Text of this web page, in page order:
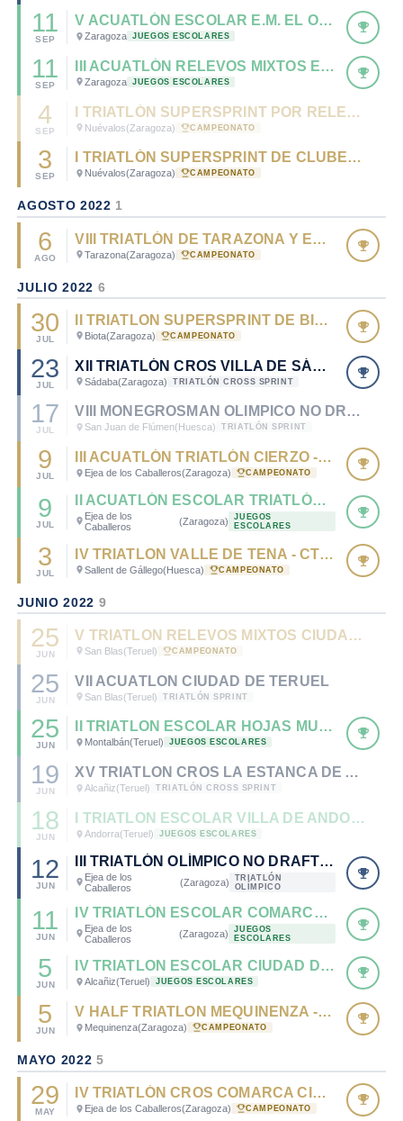
11
SEP
V ACUATLÓN ESCOLAR E.M. EL OLIVAR
Zaragoza JUEGOS ESCOLARES
11
SEP
III ACUATLÓN RELEVOS MIXTOS E.M. EL OLIVAR
Zaragoza JUEGOS ESCOLARES
4
SEP
I TRIATLÓN SUPERSPRINT POR RELEVOS LA TRANQUERA- CTO. ARAGÓN DE TRIATLÓN SS POR RELEVOS
Nuévalos(Zaragoza) CAMPEONATO
3
SEP
I TRIATLÓN SUPERSPRINT DE CLUBES LA TRANQUERA - CTO. ARAGÓN DE TRIATLÓN SUPERSPRINT POR CLUBES 2022
Nuévalos(Zaragoza) CAMPEONATO
AGOSTO 2022 1
6
AGO
VIII TRIATLÓN DE TARAZONA Y EL MONCAYO - CTO. DE ARAGÓN DE TRIATLÓN OLÍMPICO 2022
Tarazona(Zaragoza) CAMPEONATO
JULIO 2022 6
30
JUL
II TRIATLON SUPERSPRINT DE BIOTA - CTO. ARAGÓN DE TRIATLÓN SUPERSPRINT 2022
Biota(Zaragoza) CAMPEONATO
23
JUL
XII TRIATLÓN CROS VILLA DE SÁDABA
Sádaba(Zaragoza) TRIATLÓN CROSS SPRINT
17
JUL
VIII MONEGROSMAN OLIMPICO NO DRAFTING
San Juan de Flúmen(Huesca) TRIATLÓN SPRINT
9
JUL
III ACUATLÓN TRIATLÓN CIERZO - CTO. ARAGÓN DE ACUATLÓN 2022
Ejea de los Caballeros(Zaragoza) CAMPEONATO
9
JUL
II ACUATLÓN ESCOLAR TRIATLÓN CIERZO
Ejea de los
Caballeros
(Zaragoza)
JUEGOS
ESCOLARES
3
JUL
IV TRIATLON VALLE DE TENA - CTO. DE ARAGÓN DE TRIATLÓN SPRINT 2022
Sallent de Gállego(Huesca) CAMPEONATO
JUNIO 2022 9
25
JUN
V TRIATLON RELEVOS MIXTOS CIUDAD DE AMOR . CTO. ARAGÓN DE TRIATLÓN POR RELEVOS MIXTOS 2022
San Blas(Teruel) CAMPEONATO
25
JUN
VII ACUATLON CIUDAD DE TERUEL
San Blas(Teruel) TRIATLÓN SPRINT
25
JUN
II TRIATLON ESCOLAR HOJAS MUERTAS DE MONTALBÁN
Montalbán(Teruel) JUEGOS ESCOLARES
19
JUN
XV TRIATLON CROS LA ESTANCA DE ALCAÑIZ
Alcañiz(Teruel) TRIATLÓN CROSS SPRINT
18
JUN
I TRIATLON ESCOLAR VILLA DE ANDORRA
Andorra(Teruel) JUEGOS ESCOLARES
12
JUN
III TRIATLÓN OLÍMPICO NO DRAFTING EJEA
Ejea de los
Caballeros
(Zaragoza)
TRIATLÓN
OLÍMPICO
11
JUN
IV TRIATLÓN ESCOLAR COMARCA CINCO VILLAS
Ejea de los
Caballeros
(Zaragoza)
JUEGOS
ESCOLARES
5
JUN
IV TRIATLON ESCOLAR CIUDAD DE ALCAÑIZ
Alcañiz(Teruel) JUEGOS ESCOLARES
5
JUN
V HALF TRIATLON MEQUINENZA - RANKING NACIONAL TRIATLÓN MD/LD 2022
Mequinenza(Zaragoza) CAMPEONATO
MAYO 2022 5
29
MAY
IV TRIATLÓN CROS COMARCA CINCO VILLAS - CTO. DE ARAGÓN DE TRIATLÓN CROS 2022
Ejea de los Caballeros(Zaragoza) CAMPEONATO